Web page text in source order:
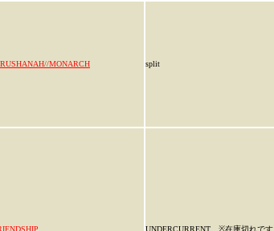
MONARCH split
UNDERCURRENT ※在庫切れです